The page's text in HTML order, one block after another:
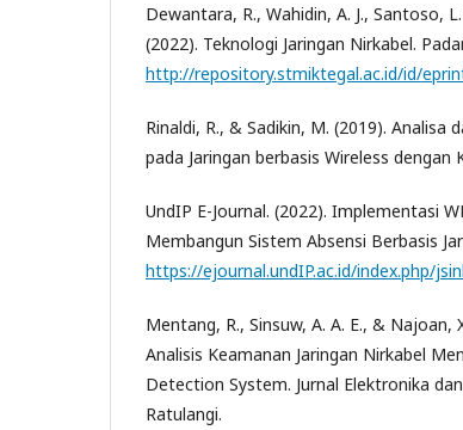
Dewantara, R., Wahidin, A. J., Santoso,
(2022). Teknologi Jaringan Nirkabel.
http://repository.stmiktegal.ac.id/id/
Rinaldi, R., & Sadikin, M. (2019). Analisa
pada Jaringan berbasis Wireless dengan
UndIP E-Journal. (2022). Implementasi
Membangun Sistem Absensi Berbasis
https://ejournal.undIP.ac.id/index.php/
Mentang, R., Sinsuw, A. A. E., & Najoan,
Analisis Keamanan Jaringan Nirkabel
Detection System. Jurnal Elektronika
Ratulangi.